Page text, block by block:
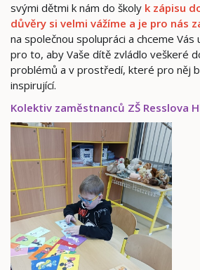
svými dětmi k nám do školy k zápisu
důvěry si velmi vážíme a je pro nás
na společnou spolupráci a chceme
pro to, aby Vaše dítě zvládlo veškeré
problémů a v prostředí, které pro něj
inspirující.
Kolektiv zaměstnanců ZŠ Resslova